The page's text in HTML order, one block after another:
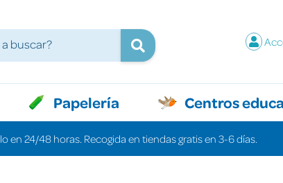
Papelería Centros
en 24/48 horas. Recogida en tiendas gratis en 3-6 días.